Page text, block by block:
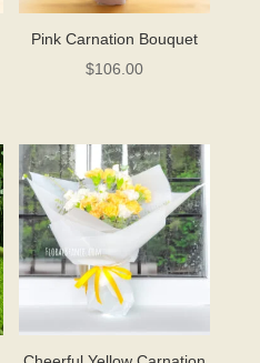
Pink Carnation Bouquet
$106.00